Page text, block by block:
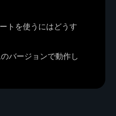
トを使うにはどうす
バージョンで動作し